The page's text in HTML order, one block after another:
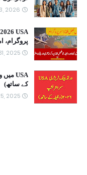
2026
پروگرام،
2025
کے ساتھ)
2025